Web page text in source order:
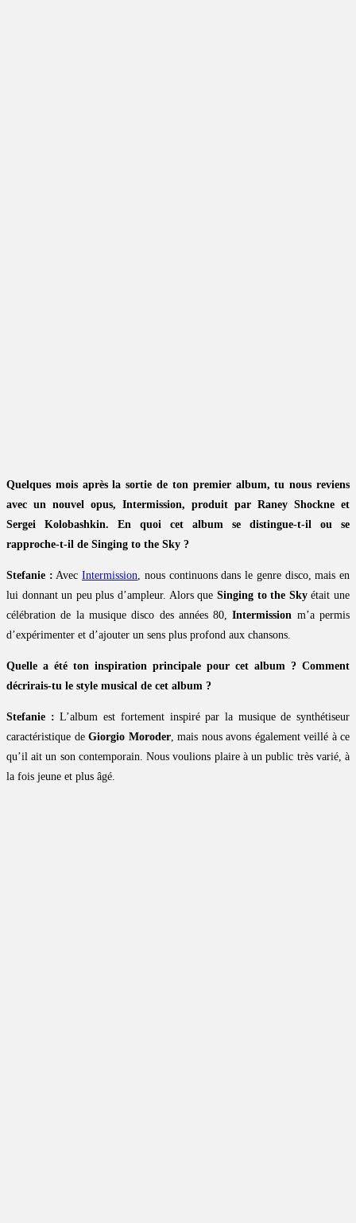
Quelques mois après la sortie de ton premier album, tu nous reviens
avec un nouvel opus, Intermission, produit par Raney Shockne et
Sergei Kolobashkin. En quoi cet album se distingue-t-il ou se
rapproche-t-il de Singing to the Sky ?
Stefanie : AvecIntermission, nous continuons dans le genre disco, mais en
lui donnant un peu plus d’ampleur. Alors que Singing to the Skyétait une
célébration de la musique disco des années 80,Intermission m’a permis
d’expérimenter et d’ajouter un sens plus profond aux chansons.
Quelle a été ton inspiration principale pour cet album ? Comment
décrirais-tu le style musical de cet album ?
Stefanie : L’album est fortement inspiré par la musique de synthétiseur
caractéristique de Giorgio Moroder, mais nous avons également veillé à ce
qu’il ait un son contemporain. Nous voulions plaire à un public très varié, à
la fois jeune et plus âgé.